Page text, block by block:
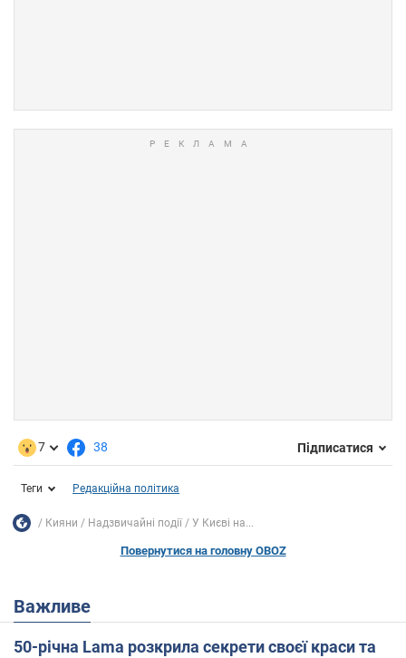
7 38 Підписатися
Теги Редакційна політика
Кияни Надзвичайні події У Києві на...
Повернутися на головну OBOZ
Важливе
50-річна Lama розкрила секрети своєї краси та